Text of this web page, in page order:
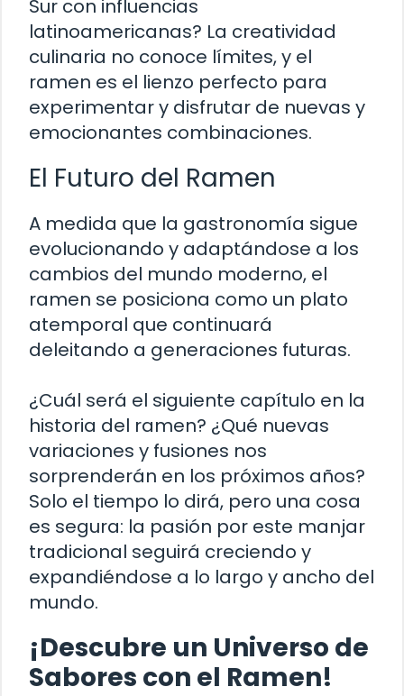
Sur con influencias
latinoamericanas? La creatividad
culinaria no conoce límites, y el
ramen es el lienzo perfecto para
experimentar y disfrutar de nuevas y
emocionantes combinaciones.
El Futuro del Ramen
A medida que la gastronomía sigue
evolucionando y adaptándose a los
cambios del mundo moderno, el
ramen se posiciona como un plato
atemporal que continuará
deleitando a generaciones futuras.
¿Cuál será el siguiente capítulo en la
historia del ramen? ¿Qué nuevas
variaciones y fusiones nos
sorprenderán en los próximos años?
Solo el tiempo lo dirá, pero una cosa
es segura: la pasión por este manjar
tradicional seguirá creciendo y
expandiéndose a lo largo y ancho del
mundo.
¡Descubre un Universo de
Sabores con el Ramen!